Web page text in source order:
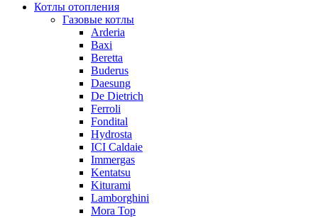
Котлы отопления
Газовые котлы
Arderia
Baxi
Beretta
Buderus
Daesung
De Dietrich
Ferroli
Fondital
Hydrosta
ICI Caldaie
Immergas
Kentatsu
Kiturami
Lamborghini
Mora Top